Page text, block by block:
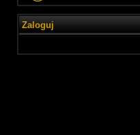
Zaloguj